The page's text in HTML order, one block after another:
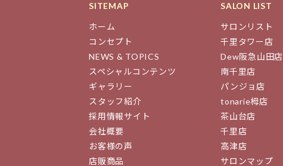
SITEMAP
ホーム
コンセプト
NEWS & TOPICS
スペシャルコンテンツ
ギャラリー
スタッフ紹介
採用情報サイト
会社概要
お客様の声
店販商品
SALON LIST
サロンリスト
千里タワー店
Dew阪急山田店
南千里店
パンジョ店
tonarie栂店
茶山台店
千里店
高津店
サロンマップ